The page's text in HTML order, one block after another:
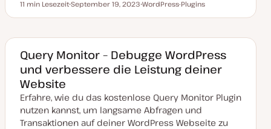
t
Lesezeit
11 min Lesezeit
a
u
a
k
t
u
i
i
e
September 19, 2023
h
m
WordPress-Plugins
Query Monitor – Debugge WordPress
und verbessere die Leistung deiner
Website
Erfahre, wie du das kostenlose Query Monitor Plugin
nutzen kannst, um langsame Abfragen und
Transaktionen auf deiner WordPress Webseite zu